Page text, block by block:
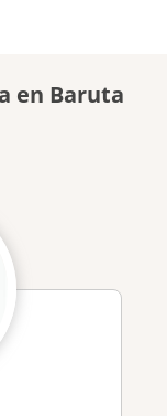
en Baruta